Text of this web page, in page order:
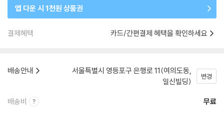
앱 다운 시 1천원 상품권
결제혜택 카드/간편결제 혜택을 확인하세요
배송안내
서울특별시 영등포구 은행로 11(여의도동,
일신빌딩)
변경
배송비 무료